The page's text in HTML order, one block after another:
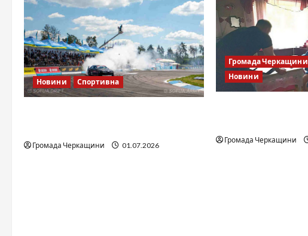
Новини Спортивна
Громада Черкащини 01.07.2026
Громада Черкащини
Новини
Громада Черкащини